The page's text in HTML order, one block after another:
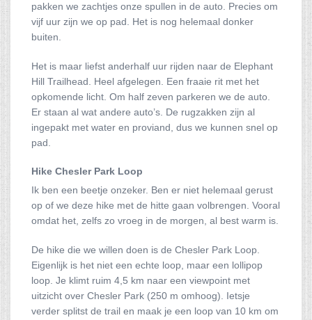
pakken we zachtjes onze spullen in de auto. Precies om
vijf uur zijn we op pad. Het is nog helemaal donker
buiten.
Het is maar liefst anderhalf uur rijden naar de Elephant
Hill Trailhead. Heel afgelegen. Een fraaie rit met het
opkomende licht. Om half zeven parkeren we de auto.
Er staan al wat andere auto’s. De rugzakken zijn al
ingepakt met water en proviand, dus we kunnen snel op
pad.
Hike Chesler Park Loop
Ik ben een beetje onzeker. Ben er niet helemaal gerust
op of we deze hike met de hitte gaan volbrengen. Vooral
omdat het, zelfs zo vroeg in de morgen, al best warm is.
De hike die we willen doen is de Chesler Park Loop.
Eigenlijk is het niet een echte loop, maar een lollipop
loop. Je klimt ruim 4,5 km naar een viewpoint met
uitzicht over Chesler Park (250 m omhoog). Ietsje
verder splitst de trail en maak je een loop van 10 km om